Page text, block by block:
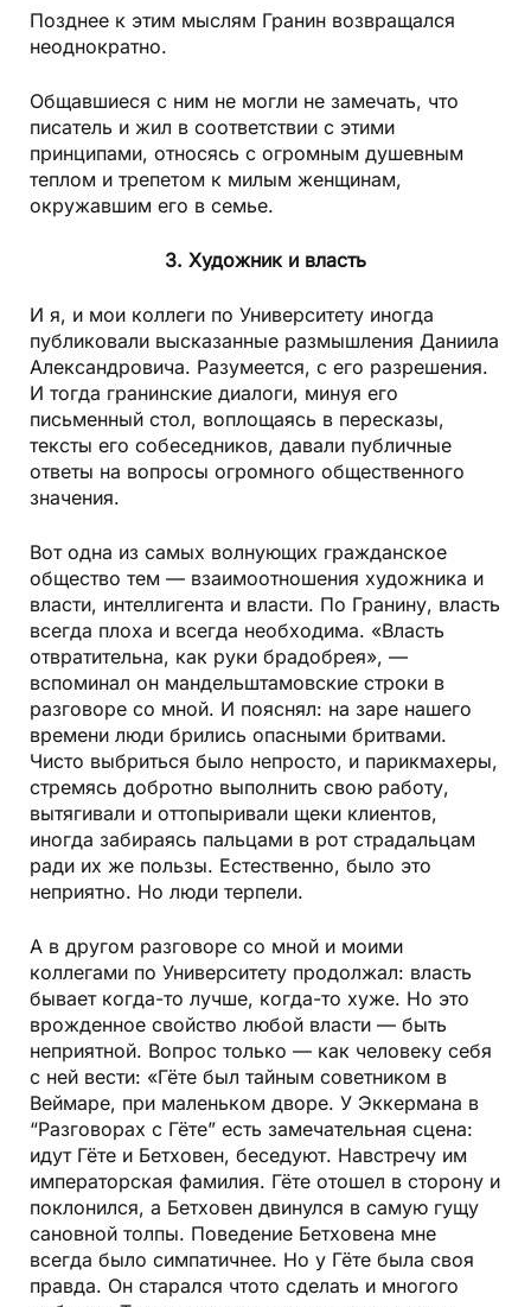
Позднее к этим мыслям Гранин возвращался
неоднократно.
Общавшиеся с ним не могли не замечать, что
писатель и жил в соответствии с этими
принципами, относясь с огромным душевным
теплом и трепетом к милым женщинам,
окружавшим его в семье.
3. Художник и власть
И я, и мои коллеги по Университету иногда
публиковали высказанные размышления Даниила
Александровича. Разумеется, с его разрешения.
И тогда гранинские диалоги, минуя его
письменный стол, воплощаясь в пересказы,
тексты его собеседников, давали публичные
ответы на вопросы огромного общественного
значения.
Вот одна из самых волнующих гражданское
общество тем — взаимоотношения художника и
власти, интеллигента и власти. По Гранину, власть
всегда плоха и всегда необходима. «Власть
отвратительна, как руки брадобрея», —
вспоминал он мандельштамовские строки в
разговоре со мной. И пояснял: на заре нашего
времени люди брились опасными бритвами.
Чисто выбриться было непросто, и парикмахеры,
стремясь добротно выполнить свою работу,
вытягивали и оттопыривали щеки клиентов,
иногда забираясь пальцами в рот страдальцам
ради их же пользы. Естественно, было это
неприятно. Но люди терпели.
А в другом разговоре со мной и моими
коллегами по Университету продолжал: власть
бывает когда­-то лучше, когда­-то хуже. Но это
врожденное свойство любой власти — быть
неприятной. Вопрос только — как человеку себя
с ней вести: «Гёте был тайным советником в
Веймаре, при маленьком дворе. У Эккермана в
“Разговорах с Гёте” есть замечательная сцена:
идут Гёте и Бетховен, беседуют. Навстречу им
императорская фамилия. Гёте отошел в сторону и
поклонился, а Бетховен двинулся в самую гущу
сановной толпы. Поведение Бетховена мне
всегда было симпатичнее. Но у Гёте была своя
правда. Он старался что­то сделать и многого